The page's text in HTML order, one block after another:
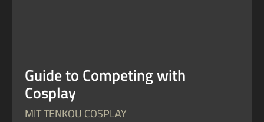
Guide to Competing with
Cosplay
MIT TENKOU COSPLAY